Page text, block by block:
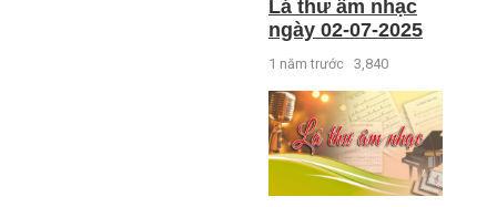
Lá thư âm nhạc
ngày 02-07-2025
1 năm trước 3,840